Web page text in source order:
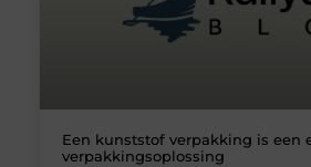
Een kunststof verpakking is een
verpakkingsoplossing